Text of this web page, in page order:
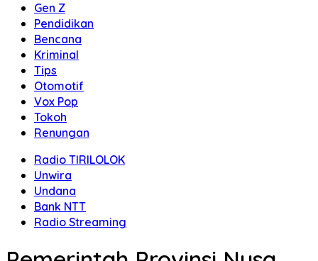
Gen Z
Pendidikan
Bencana
Kriminal
Tips
Otomotif
Vox Pop
Tokoh
Renungan
Radio TIRILOLOK
Unwira
Undana
Bank NTT
Radio Streaming